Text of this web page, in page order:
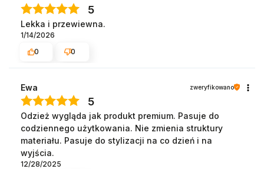
5
Lekka i przewiewna.
1/14/2026
0
0
Ewa zweryfikowano
5
Odzież wygląda jak produkt premium. Pasuje do
codziennego użytkowania. Nie zmienia struktury
materiału. Pasuje do stylizacji na co dzień i na
wyjścia.
12/28/2025